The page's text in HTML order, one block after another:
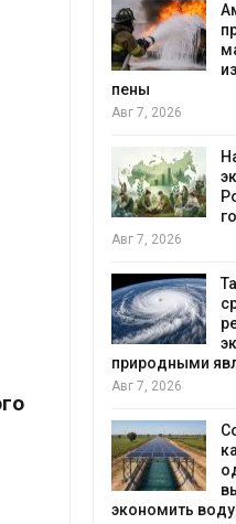
на фоне
пены
Авг 7, 2026
Авг 7, 2026
природными
Авг 7, 2026
экономить воду